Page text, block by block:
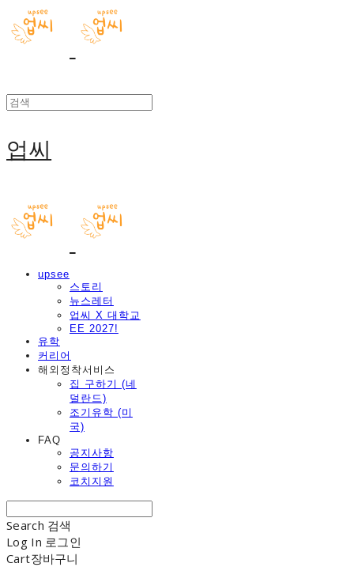
업씨
upsee
스토리
뉴스레터
업씨 X 대학교
EE 2027!
유학
커리어
해외정착서비스
집 구하기 (네
덜란드)
조기유학 (미
국)
FAQ
공지사항
문의하기
코치지원
Search 검색
Log In 로그인
Cart장바구니